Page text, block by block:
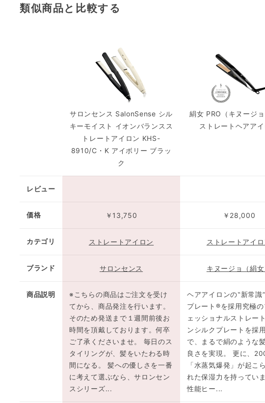
類似商品と比較する
サロンセンス SalonSense シル
キーモイスト イオンバランスス
トレートアイロン KHS-
8910/C・K アイボリー ブラッ
ク
絹女 PRO（キヌージョ
ストレートヘアア
レビュー
価格 ￥13,750 ￥28,000
カテゴリ ストレートアイロン ストレートアイロ
ブランド サロンセンス キヌージョ（絹女
商品説明
※こちらの商品はご注文を受け
てから、商品発注を行います。
そのため発送まで１週間前後お
時間を頂戴しております。何卒
ご了承くださいませ。 毎日のス
タイリングが、髪をいたわる時
間になる。 髪への優しさを一番
に考えて選ぶなら、サロンセン
スシリーズ...
ヘアアイロンの‟新常識
プレート®を採用究極の
ェッショナルストレー
ンシルクプレートを採
で、まるで絹のような
良さを実現。 更に、
「水蒸気爆発」が起こ
れた保湿力を持ってい
性能ヒー...